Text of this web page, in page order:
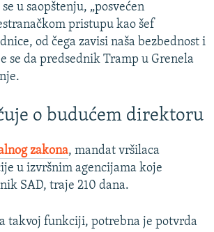
u saopštenju, „posvećen
pristupu kao šef
od čega zavisi naša bezbednost i
se da predsednik Tramp u Grenela
o budućem direktoru
zakona, mandat vršilaca
u izvršnim agencijama koje
SAD, traje 210 dana.
takvoj funkciji, potrebna je potvrda